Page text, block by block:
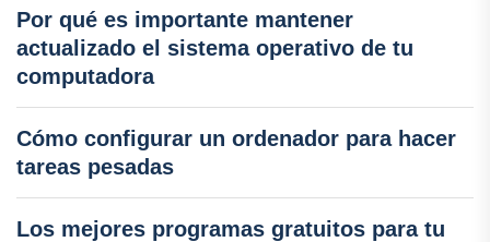
Por qué es importante mantener
actualizado el sistema operativo de tu
computadora
Cómo configurar un ordenador para hacer
tareas pesadas
Los mejores programas gratuitos para tu